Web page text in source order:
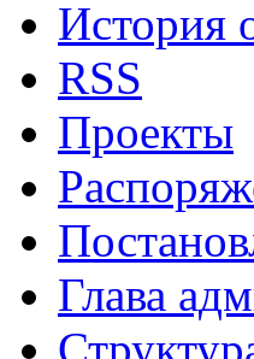
История
RSS
Проекты
Глава